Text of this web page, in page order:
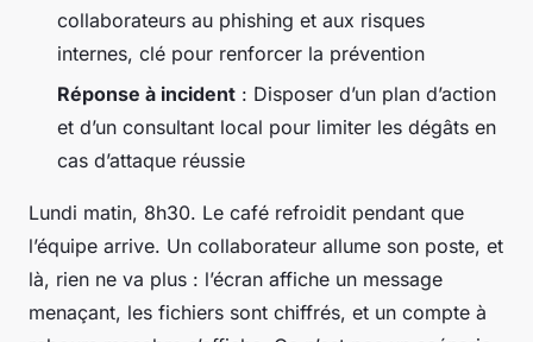
collaborateurs au phishing et aux risques
internes, clé pour renforcer la prévention
Réponse à incident : Disposer d’un plan d’action
et d’un consultant local pour limiter les dégâts en
cas d’attaque réussie
Lundi matin, 8h30. Le café refroidit pendant que
l’équipe arrive. Un collaborateur allume son poste, et
là, rien ne va plus : l’écran affiche un message
menaçant, les fichiers sont chiffrés, et un compte à